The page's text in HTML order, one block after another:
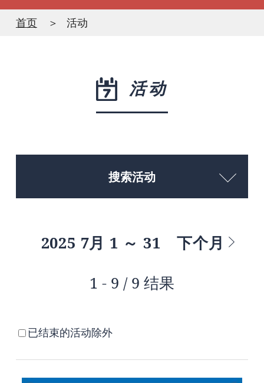
首页 活动
活动
搜索活动
2025 7月 1 ～ 31
下个月
1 - 9 / 9 结果
已结束的活动除外